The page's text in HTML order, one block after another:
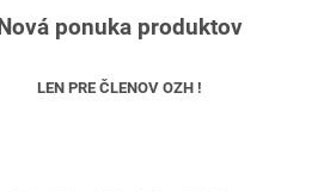
Nová ponuka produktov
LEN PRE ČLENOV OZH !